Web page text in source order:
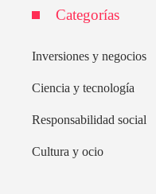
Categorías
Inversiones y negocios
Ciencia y tecnología
Responsabilidad social
Cultura y ocio